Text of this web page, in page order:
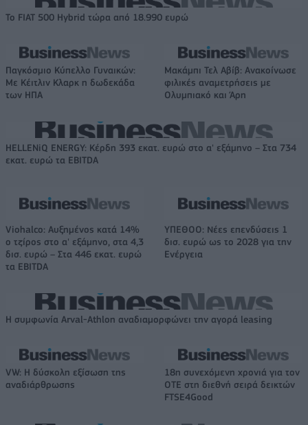
Το FIAT 500 Hybrid τώρα από 18.990 ευρώ
Παγκόσμιο Κύπελλο Γυναικών:
Με Κέιτλιν Κλαρκ η δωδεκάδα
των ΗΠΑ
Μακάμπι Τελ Αβίβ: Ανακοίνωσε
φιλικές αναμετρήσεις με
Ολυμπιακό και Άρη
HELLENiQ ENERGY: Κέρδη 393 εκατ. ευρώ στο α' εξάμηνο – Στα 734
εκατ. ευρώ τα EBITDA
Viohalco: Αυξημένος κατά 14%
ο τζίρος στο α' εξάμηνο, στα 4,3
δισ. ευρώ – Στα 446 εκατ. ευρώ
τα EBITDA
ΥΠΕΘΟΟ: Νέες επενδύσεις 1
δισ. ευρώ ως το 2028 για την
Ενέργεια
Η συμφωνία Arval-Athlon αναδιαμορφώνει την αγορά leasing
VW: Η δύσκολη εξίσωση της
αναδιάρθρωσης
18η συνεχόμενη χρονιά για τον
ΟΤΕ στη διεθνή σειρά δεικτών
FTSE4Good